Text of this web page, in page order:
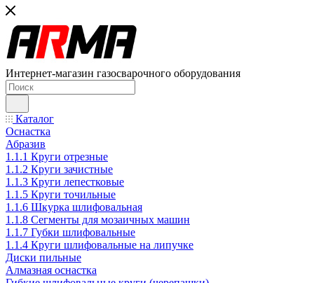
Интернет-магазин газосварочного оборудования
Каталог
Оснастка
Абразив
1.1.1 Круги отрезные
1.1.2 Круги зачистные
1.1.3 Круги лепестковые
1.1.5 Круги точильные
1.1.6 Шкурка шлифовальная
1.1.8 Сегменты для мозаичных машин
1.1.7 Губки шлифовальные
1.1.4 Круги шлифовальные на липучке
Диски пильные
Алмазная оснастка